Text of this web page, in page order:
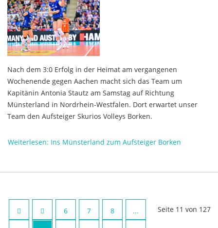
Nach dem 3:0 Erfolg in der Heimat am vergangenen
Wochenende gegen Aachen macht sich das Team um
Kapitänin Antonia Stautz am Samstag auf Richtung
Münsterland in Nordrhein-Westfalen. Dort erwartet unser
Team den Aufsteiger Skurios Volleys Borken.
Weiterlesen: Ins Münsterland zum Aufsteiger Borken
Seite 11 von 127
6 7 8 ...